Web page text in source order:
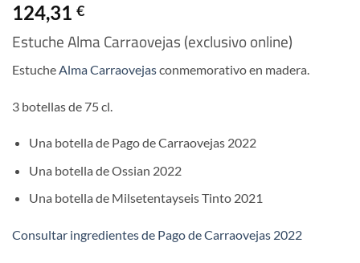
124,31 €
Estuche Alma Carraovejas (exclusivo online)
Estuche Alma Carraovejasconmemorativo en madera.
3 botellas de 75 cl.
Una botella de Pago de Carraovejas 2022
Una botella de Ossian 2022
Una botella de Milsetentayseis Tinto 2021
Consultar ingredientes de Pago de Carraovejas 2022